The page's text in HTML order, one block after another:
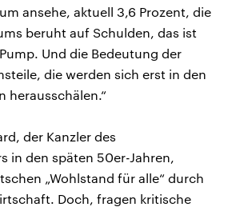
ansehe, aktuell 3,6 Prozent, die
beruht auf Schulden, das ist
Und die Bedeutung der
die werden sich erst in den
herausschälen.“
der Kanzler des
in den späten 50er-Jahren,
„Wohlstand für alle“ durch
Doch, fragen kritische